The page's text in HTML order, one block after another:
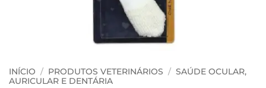
INÍCIO / PRODUTOS VETERINÁRIOS / SAÚDE OCULAR,
AURICULAR E DENTÁRIA